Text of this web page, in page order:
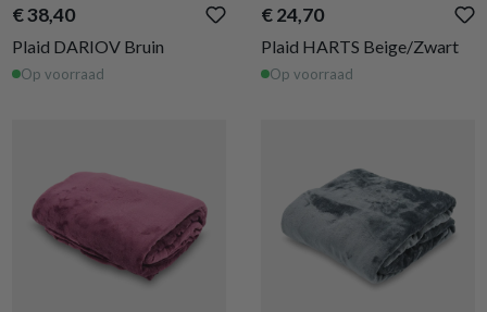
€ 38,40
Plaid DARIOV Bruin
Op voorraad
€ 24,70
Plaid HARTS Beige/Zwart
Op voorraad